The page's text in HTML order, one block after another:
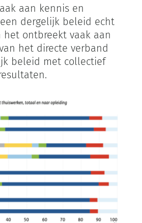
aan kennis en
dergelijk beleid echt
het ontbreekt vaak aan
het directe verband
beleid met collectief